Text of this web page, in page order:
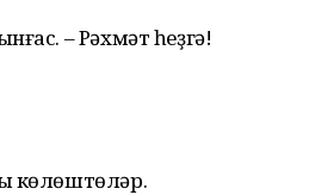
– Рәхмәт һеҙгә!
көлөштөләр.